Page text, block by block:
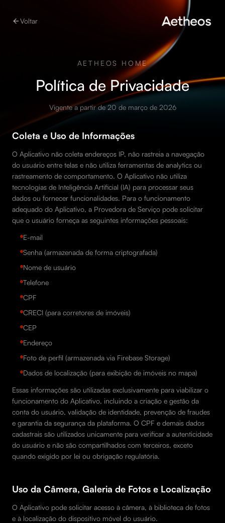
Voltar
AETHEOS HOME
Política de Privacidade
Vigente a partir de 20 de março de 2026
Coleta e Uso de Informações
O Aplicativo não coleta endereços IP, não rastreia a navegação
do usuário entre telas e não utiliza ferramentas de analytics ou
rastreamento de comportamento. O Aplicativo não utiliza
tecnologias de Inteligência Artificial (IA) para processar seus
dados ou fornecer funcionalidades. Para o funcionamento
adequado do Aplicativo, a Provedora de Serviço pode solicitar
que o usuário forneça as seguintes informações pessoais:
E-mail
Senha (armazenada de forma criptografada)
Nome de usuário
Telefone
CPF
CRECI (para corretores de imóveis)
CEP
Endereço
Foto de perfil (armazenada via Firebase Storage)
Dados de localização (para exibição de imóveis no mapa)
Essas informações são utilizadas exclusivamente para viabilizar o
funcionamento do Aplicativo, incluindo a criação e gestão da
conta do usuário, validação de identidade, prevenção de fraudes
e garantia da segurança da plataforma. O CPF e demais dados
cadastrais são utilizados unicamente para verificar a autenticidade
do usuário e não são compartilhados com terceiros, exceto
quando exigido por lei ou obrigação regulatória.
Uso da Câmera, Galeria de Fotos e Localização
O Aplicativo pode solicitar acesso à câmera, à biblioteca de fotos
e à localização do dispositivo móvel do usuário.